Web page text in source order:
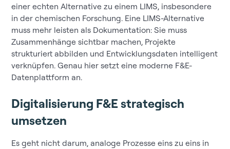
einer echten Alternative zu einem LIMS, insbesondere
in der chemischen Forschung. Eine LIMS-Alternative
muss mehr leisten als Dokumentation: Sie muss
Zusammenhänge sichtbar machen, Projekte
strukturiert abbilden und Entwicklungsdaten intelligent
verknüpfen. Genau hier setzt eine moderne F&E-
Datenplattform an.
Digitalisierung F&E strategisch
umsetzen
Es geht nicht darum, analoge Prozesse eins zu eins in